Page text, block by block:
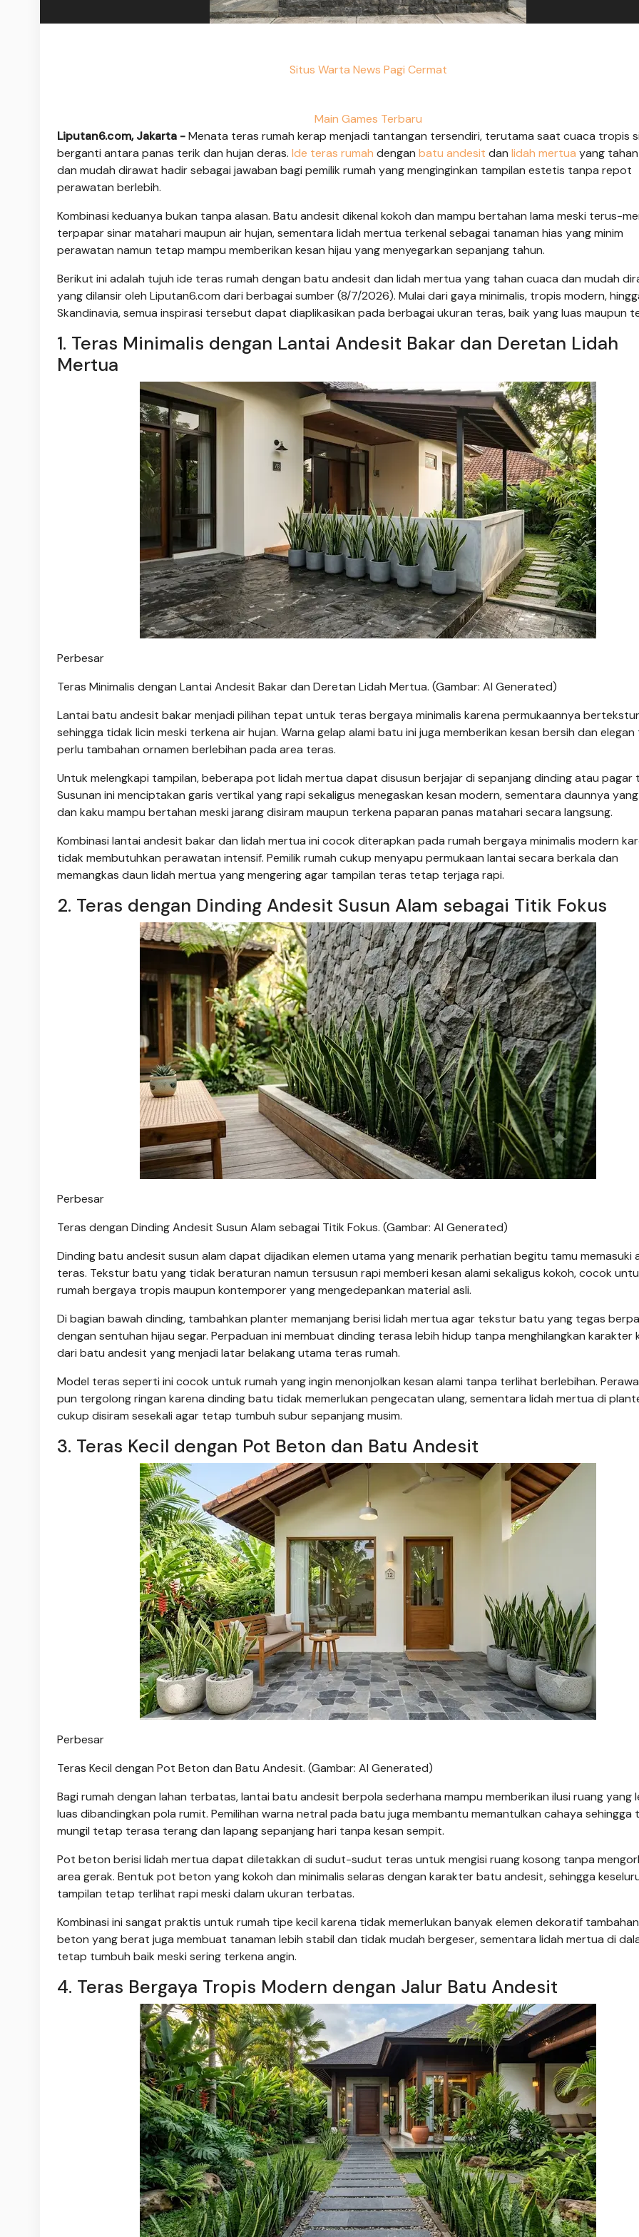
Situs Warta News Pagi Cermat
Main Games Terbaru
Liputan6.com, Jakarta -Menata teras rumah kerap menjadi tantangan tersendiri, terutama saat cuaca tropis
berganti antara panas terik dan hujan deras. Ide teras rumah dengan batu andesit dan lidah mertua yang
dan mudah dirawat hadir sebagai jawaban bagi pemilik rumah yang menginginkan tampilan estetis tanpa repot
perawatan berlebih.
Kombinasi keduanya bukan tanpa alasan. Batu andesit dikenal kokoh dan mampu bertahan lama meski terus-
terpapar sinar matahari maupun air hujan, sementara lidah mertua terkenal sebagai tanaman hias yang minim
perawatan namun tetap mampu memberikan kesan hijau yang menyegarkan sepanjang tahun.
Berikut ini adalah tujuh ide teras rumah dengan batu andesit dan lidah mertua yang tahan cuaca dan mudah
yang dilansir oleh Liputan6.com dari berbagai sumber (8/7/2026). Mulai dari gaya minimalis, tropis modern,
Skandinavia, semua inspirasi tersebut dapat diaplikasikan pada berbagai ukuran teras, baik yang luas maupun
1. Teras Minimalis dengan Lantai Andesit Bakar dan Deretan Lidah
Mertua
Perbesar
Teras Minimalis dengan Lantai Andesit Bakar dan Deretan Lidah Mertua. (Gambar: AI Generated)
Lantai batu andesit bakar menjadi pilihan tepat untuk teras bergaya minimalis karena permukaannya
sehingga tidak licin meski terkena air hujan. Warna gelap alami batu ini juga memberikan kesan bersih dan
perlu tambahan ornamen berlebihan pada area teras.
Untuk melengkapi tampilan, beberapa pot lidah mertua dapat disusun berjajar di sepanjang dinding atau pagar
Susunan ini menciptakan garis vertikal yang rapi sekaligus menegaskan kesan modern, sementara daunnya
dan kaku mampu bertahan meski jarang disiram maupun terkena paparan panas matahari secara langsung.
Kombinasi lantai andesit bakar dan lidah mertua ini cocok diterapkan pada rumah bergaya minimalis modern
tidak membutuhkan perawatan intensif. Pemilik rumah cukup menyapu permukaan lantai secara berkala dan
memangkas daun lidah mertua yang mengering agar tampilan teras tetap terjaga rapi.
2. Teras dengan Dinding Andesit Susun Alam sebagai Titik Fokus
Perbesar
Teras dengan Dinding Andesit Susun Alam sebagai Titik Fokus. (Gambar: AI Generated)
Dinding batu andesit susun alam dapat dijadikan elemen utama yang menarik perhatian begitu tamu memasuki
teras. Tekstur batu yang tidak beraturan namun tersusun rapi memberi kesan alami sekaligus kokoh, cocok
rumah bergaya tropis maupun kontemporer yang mengedepankan material asli.
Di bagian bawah dinding, tambahkan planter memanjang berisi lidah mertua agar tekstur batu yang tegas
dengan sentuhan hijau segar. Perpaduan ini membuat dinding terasa lebih hidup tanpa menghilangkan karakter
dari batu andesit yang menjadi latar belakang utama teras rumah.
Model teras seperti ini cocok untuk rumah yang ingin menonjolkan kesan alami tanpa terlihat berlebihan.
pun tergolong ringan karena dinding batu tidak memerlukan pengecatan ulang, sementara lidah mertua di
cukup disiram sesekali agar tetap tumbuh subur sepanjang musim.
3. Teras Kecil dengan Pot Beton dan Batu Andesit
Perbesar
Teras Kecil dengan Pot Beton dan Batu Andesit. (Gambar: AI Generated)
Bagi rumah dengan lahan terbatas, lantai batu andesit berpola sederhana mampu memberikan ilusi ruang yang
luas dibandingkan pola rumit. Pemilihan warna netral pada batu juga membantu memantulkan cahaya sehingga
mungil tetap terasa terang dan lapang sepanjang hari tanpa kesan sempit.
Pot beton berisi lidah mertua dapat diletakkan di sudut-sudut teras untuk mengisi ruang kosong tanpa
area gerak. Bentuk pot beton yang kokoh dan minimalis selaras dengan karakter batu andesit, sehingga
tampilan tetap terlihat rapi meski dalam ukuran terbatas.
Kombinasi ini sangat praktis untuk rumah tipe kecil karena tidak memerlukan banyak elemen dekoratif
beton yang berat juga membuat tanaman lebih stabil dan tidak mudah bergeser, sementara lidah mertua di
tetap tumbuh baik meski sering terkena angin.
4. Teras Bergaya Tropis Modern dengan Jalur Batu Andesit